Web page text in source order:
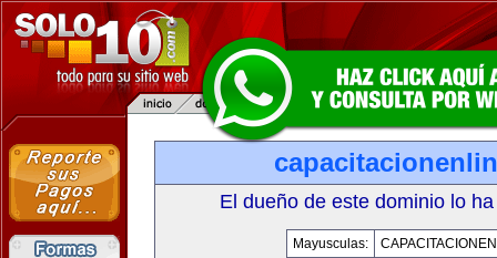
El dueño de este dominio lo
Mayusculas: